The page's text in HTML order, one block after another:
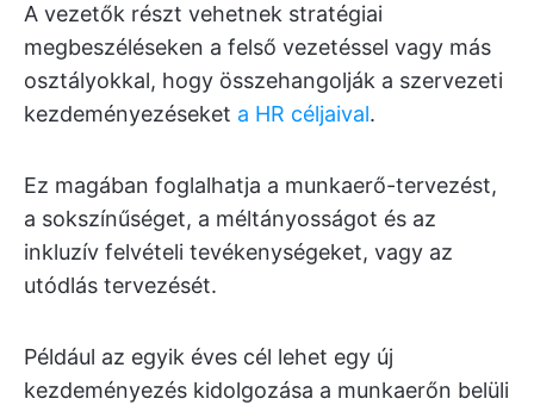
A vezetők részt vehetnek stratégiai
megbeszéléseken a felső vezetéssel vagy más
osztályokkal, hogy összehangolják a szervezeti
kezdeményezéseket a HR céljaival.
Ez magában foglalhatja a munkaerő-tervezést,
a sokszínűséget, a méltányosságot és az
inkluzív felvételi tevékenységeket, vagy az
utódlás tervezését.
Például az egyik éves cél lehet egy új
kezdeményezés kidolgozása a munkaerőn belüli